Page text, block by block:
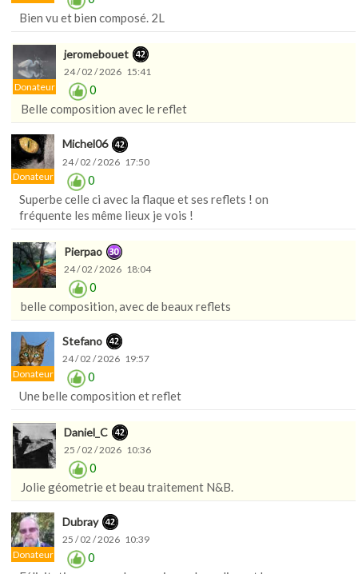
Bien vu et bien composé. 2L
Donateur
jeromebouet
24 / 02 / 2026 15:41
0
Belle composition avec le reflet
Donateur
Michel06
24 / 02 / 2026 17:50
0
Superbe celle ci avec la flaque et ses reflets ! on
fréquente les même lieux je vois !
Pierpao
24 / 02 / 2026 18:04
0
belle composition, avec de beaux reflets
Donateur
Stefano
24 / 02 / 2026 19:57
0
Une belle composition et reflet
Daniel_C
25 / 02 / 2026 10:36
0
Jolie géometrie et beau traitement N&B.
Donateur
Dubray
25 / 02 / 2026 10:39
0